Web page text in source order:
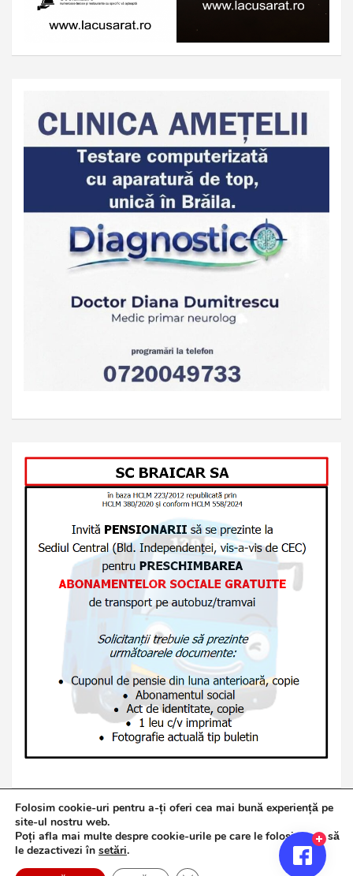
Copyright © 2026Jurnalul de Brăila
Politică de confidențialitate
Theme Horse
Folosim cookie-uri pentru a-ți oferi cea mai bună experiență pe
site-ul nostru web.
Poți afla mai multe despre cookie-urile pe care le folosim sau să
le dezactivezi în setări.